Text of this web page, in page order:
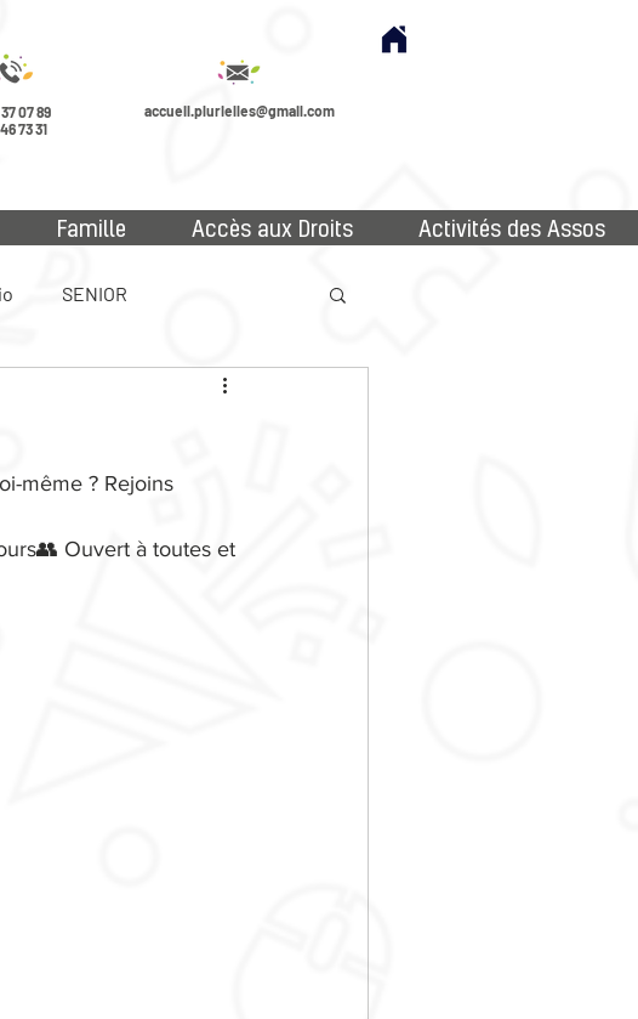
07 89
73 31
accueil.plurielles@gmail.com
Famille Accès aux Droits Activités des Assos
SENIOR
même ? Rejoins
Ouvert à toutes et